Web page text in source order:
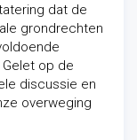
dat de
grondrechten
op de
discussie en
overweging